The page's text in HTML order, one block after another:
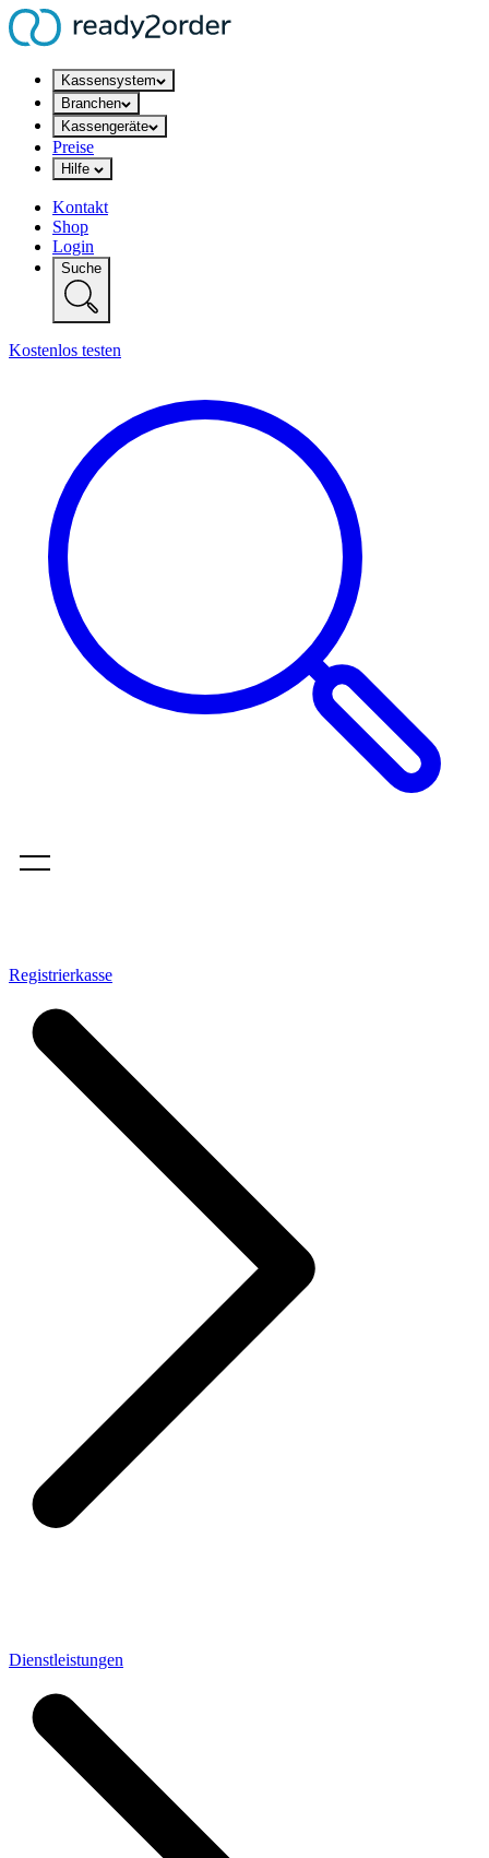
Kassensystem
Branchen
Kassengeräte
Preise
Hilfe
Kontakt
Shop
Login
Suche
Kostenlos testen
Registrierkasse
Dienstleistungen